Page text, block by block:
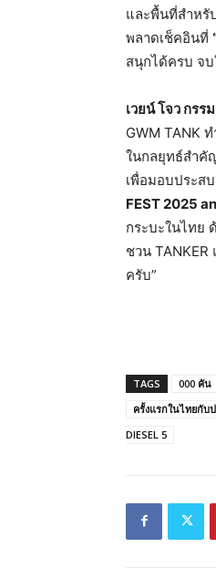
และพื้นที่สำหรั
พลาดเช็คอินที่
สนุกได้ครบ จบ
เวยน์โจว กรร
GWM TANK
ในกลยุทธ์สำคั
เพื่อมอบประส
FEST 2025
กระบะในไทย
ชวน
ครับ”
TAGS
000 คัน
ครั้งแรกในไทยกับ
DIESEL 5